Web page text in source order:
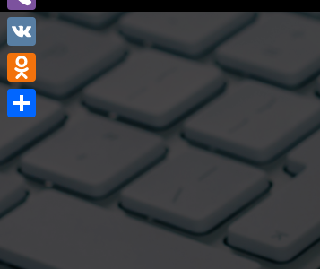
Viber
VK
Odnoklassniki
Отправить